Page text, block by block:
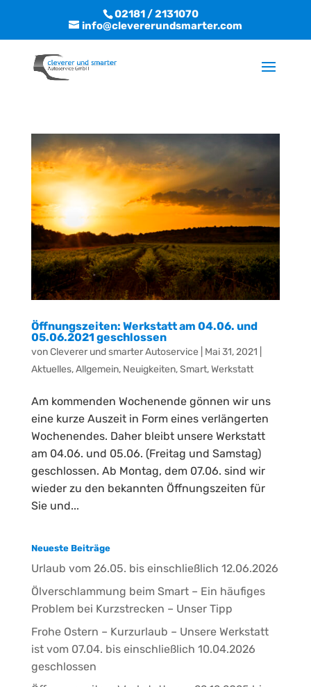
02181 / 2131070
info@clevererundsmarter.com
Öffnungszeiten: Werkstatt am 04.06. und
05.06.2021 geschlossen
vonCleverer und smarter Autoservice Mai 31, 2021
Aktuelles,Allgemein, Neuigkeiten,Smart,Werkstatt
Am kommenden Wochenende gönnen wir uns
eine kurze Auszeit in Form eines verlängerten
Wochenendes. Daher bleibt unsere Werkstatt
am 04.06. und 05.06. (Freitag und Samstag)
geschlossen. Ab Montag, dem 07.06. sind wir
wieder zu den bekannten Öffnungszeiten für
Sie und...
Neueste Beiträge
Urlaub vom 26.05. bis einschließlich 12.06.2026
Ölverschlammung beim Smart – Ein häufiges
Problem bei Kurzstrecken – Unser Tipp
Frohe Ostern – Kurzurlaub – Unsere Werkstatt
ist vom 07.04. bis einschließlich 10.04.2026
geschlossen